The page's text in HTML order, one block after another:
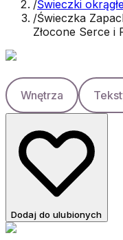
/Świeczki
/Świeczka
Złocone Serce i
Wnętrza
Dodaj do ulubionych